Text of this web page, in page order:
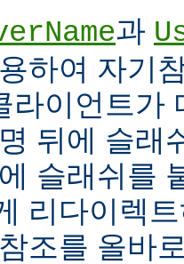
과
하여 자기
라이언트가
뒤에 슬래
슬래쉬를
리다이렉
조를 올바